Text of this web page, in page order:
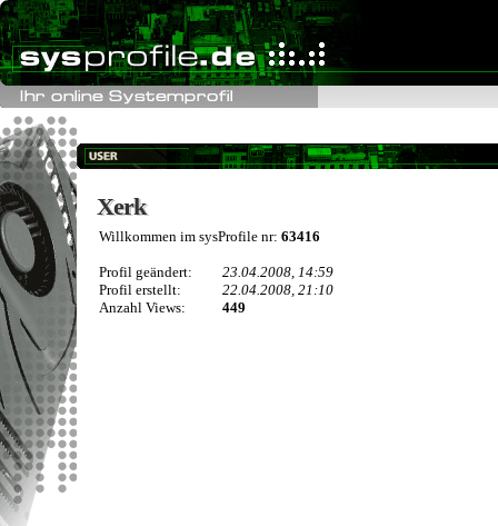
Xerk
Xerk
Willkommen im sysProfile nr: 63416
Profil geändert:
23.04.2008, 14:59
Profil erstellt:
22.04.2008, 21:10
Anzahl Views:
449